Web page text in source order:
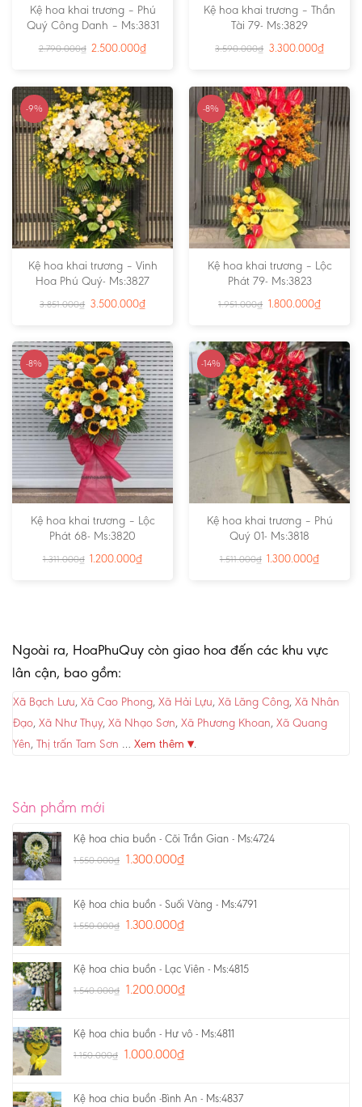
Kệ hoa khai trương – Phú
Quý Công Danh – Ms:3831
2.790.000₫ 2.500.000₫
Kệ hoa khai trương – Thần
Tài 79- Ms:3829
3.590.000₫ 3.300.000₫
-9%
Kệ hoa khai trương – Vinh
Hoa Phú Quý- Ms:3827
3.851.000₫ 3.500.000₫
-8%
Kệ hoa khai trương – Lộc
Phát 79- Ms:3823
1.951.000₫ 1.800.000₫
-8%
Kệ hoa khai trương – Lộc
Phát 68- Ms:3820
1.311.000₫ 1.200.000₫
-14%
Kệ hoa khai trương – Phú
Quý 01- Ms:3818
1.511.000₫ 1.300.000₫
Ngoài ra, HoaPhuQuy còn giao hoa đến các khu vực
lân cận, bao gồm:
Xã Bạch Lưu, Xã Cao Phong, Xã Hải Lựu, Xã Lãng Công, Xã Nhân
Đạo, Xã Như Thụy, Xã Nhạo Sơn, Xã Phương Khoan, Xã Quang
Yên, Thị trấn Tam Sơn … Xem thêm ▾.
Sản phẩm mới
Kệ hoa chia buồn - Cõi Trần Gian - Ms:4724
1.550.000₫ 1.300.000₫
Kệ hoa chia buồn - Suối Vàng - Ms:4791
1.550.000₫ 1.300.000₫
Kệ hoa chia buồn - Lạc Viên - Ms:4815
1.540.000₫ 1.200.000₫
Kệ hoa chia buồn - Hư vô - Ms:4811
1.150.000₫ 1.000.000₫
Kệ hoa chia buồn -Bình An - Ms:4837